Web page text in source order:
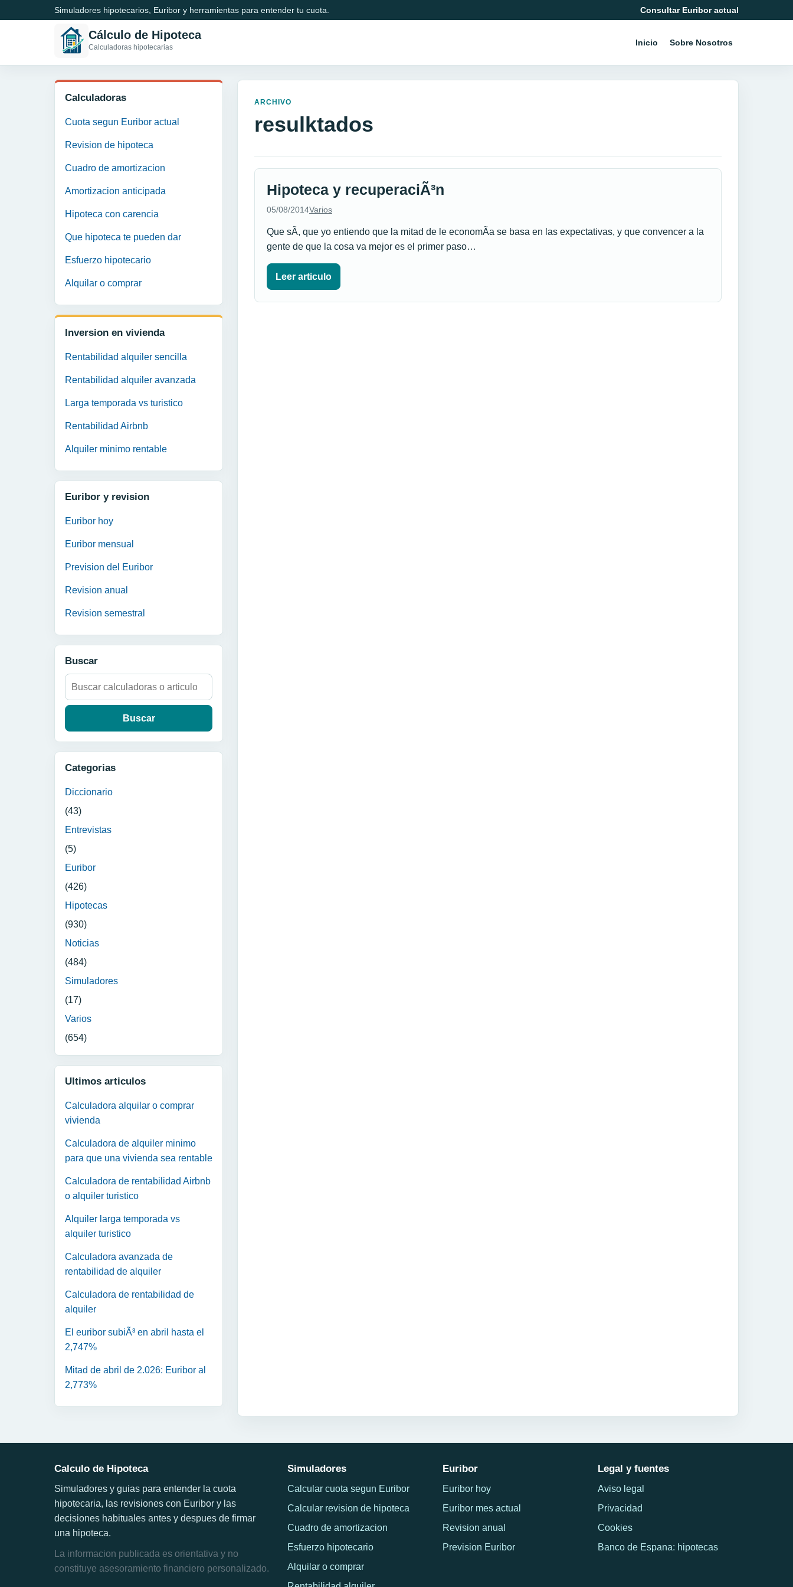
Simuladores hipotecarios, Euribor y herramientas para entender tu cuota. Consultar Euribor actual
Cálculo de Hipoteca
Calculadoras hipotecarias Inicio Sobre Nosotros
Calculadoras
Cuota segun Euribor actual
Revision de hipoteca
Cuadro de amortizacion
Amortizacion anticipada
Hipoteca con carencia
Que hipoteca te pueden dar
Esfuerzo hipotecario
Alquilar o comprar
Inversion en vivienda
Rentabilidad alquiler sencilla
Rentabilidad alquiler avanzada
Larga temporada vs turistico
Rentabilidad Airbnb
Alquiler minimo rentable
Euribor y revision
Euribor hoy
Euribor mensual
Prevision del Euribor
Revision anual
Revision semestral
Buscar
Buscar:
Categorias
Diccionario
(43)
Entrevistas
(5)
Euribor
(426)
Hipotecas
(930)
Noticias
(484)
Simuladores
(17)
Varios
(654)
Ultimos articulos
Calculadora alquilar o comprar
vivienda
Calculadora de alquiler minimo
para que una vivienda sea rentable
Calculadora de rentabilidad Airbnb
o alquiler turistico
Alquiler larga temporada vs
alquiler turistico
Calculadora avanzada de
rentabilidad de alquiler
Calculadora de rentabilidad de
alquiler
El euribor subiÃ³ en abril hasta el
2,747%
Mitad de abril de 2.026: Euribor al
2,773%
ARCHIVO
resulktados
Hipoteca y recuperaciÃ³n
05/08/2014Varios
Que sÃ­, que yo entiendo que la mitad de le economÃ­a se basa en las expectativas, y que convencer a la
gente de que la cosa va mejor es el primer paso…
Leer articulo
Calculo de Hipoteca
Simuladores y guias para entender la cuota
hipotecaria, las revisiones con Euribor y las
decisiones habituales antes y despues de firmar
una hipoteca.
La informacion publicada es orientativa y no
constituye asesoramiento financiero personalizado.
Simuladores
Calcular cuota segun Euribor
Calcular revision de hipoteca
Cuadro de amortizacion
Esfuerzo hipotecario
Alquilar o comprar
Euribor
Euribor hoy
Euribor mes actual
Revision anual
Prevision Euribor
Legal y fuentes
Aviso legal
Privacidad
Cookies
Banco de Espana: hipotecas